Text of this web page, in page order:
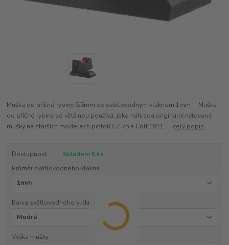
Muška do příčné rybiny 5,5mm se světlovodným vláknem 1mm Muška
do příčné rybiny se většinou používá, jako náhrada originální nýtované
mušky na starších modelech pistolí CZ 75 a Colt 1911. celý popis
Dostupnost
Skladem 5 ks
Průměr světlovodného vlákna
Barva světlovodného vlákna
Výška mušky